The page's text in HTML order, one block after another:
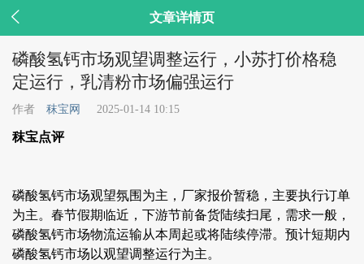
 文章详情页
磷酸氢钙市场观望调整运行，小苏打价格稳
定运行，乳清粉市场偏强运行
作者 秣宝网 2025-01-14 10:15
秣宝点评
磷酸氢钙市场观望氛围为主，厂家报价暂稳，主要执行订单
为主。春节假期临近，下游节前备货陆续扫尾，需求一般，
磷酸氢钙市场物流运输从本周起或将陆续停滞。预计短期内
磷酸氢钙市场以观望调整运行为主。